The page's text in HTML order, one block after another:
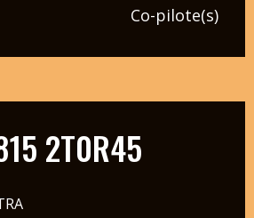
Co-pilote(s)
2T0R45